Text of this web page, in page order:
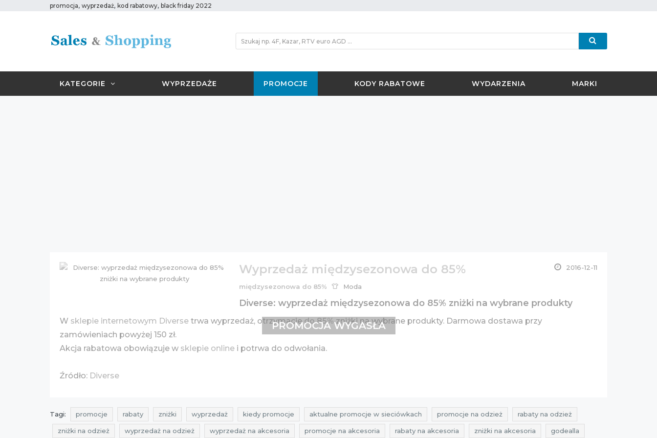
promocja, wyprzedaż, kod rabatowy, black friday 2022
KATEGORIE WYPRZEDAŻE PROMOCJE KODY RABATOWE WYDARZENIA MARKI
Wyprzedaż międzysezonowa do 85% 2016-12-11
międzysezonowa do 85% Moda
Diverse: wyprzedaż międzysezonowa do 85% zniżki na wybrane produkty
W sklepie internetowym Diverse trwa wyprzedaż, otrzymaciedo 85%zniżki na wybrane produkty. Darmowa dostawa przy
zamówieniach powyżej 150 zł.
Akcja rabatowa obowiązuje w sklepie online i potrwa do odwołania.
Źródło: Diverse
PROMOCJA WYGASŁA
Tagi: promocje rabaty zniżki wyprzedaż kiedy promocje aktualne promocje w sieciówkach promocje na odzież rabaty na odzież
zniżki na odzież wyprzedaż na odzież wyprzedaż na akcesoria promocje na akcesoria rabaty na akcesoria zniżki na akcesoria godealla